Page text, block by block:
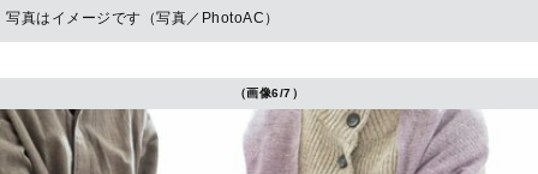
写真はイメージです（写真／PhotoAC）
（画像6/7）